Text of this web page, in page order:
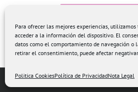
Para ofrecer las mejores experiencias,
acceder a la información del dispositivo. El
datos como el comportamiento de navegación o
retirar el consentimiento, puede afectar
Politica CookiesPolítica de PrivacidadNota Legal